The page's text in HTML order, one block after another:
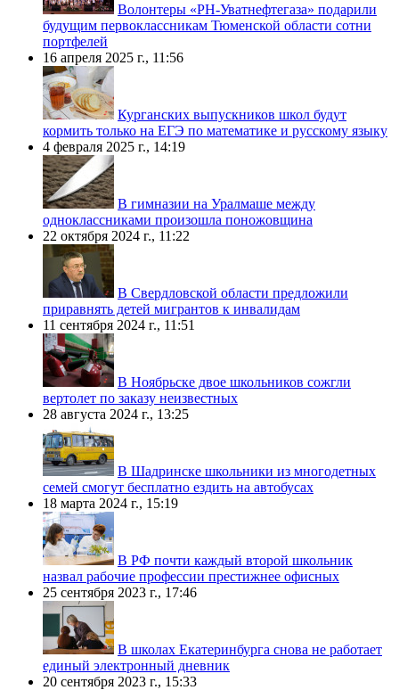
Волонтеры «РН-Уватнефтегаза» подарили
будущим первоклассникам Тюменской области сотни
портфелей
16 апреля 2025 г., 11:56
Курганских выпускников школ будут
кормить только на ЕГЭ по математике и русскому языку
4 февраля 2025 г., 14:19
В гимназии на Уралмаше между
одноклассниками произошла поножовщина
22 октября 2024 г., 11:22
В Свердловской области предложили
приравнять детей мигрантов к инвалидам
11 сентября 2024 г., 11:51
В Ноябрьске двое школьников сожгли
вертолет по заказу неизвестных
28 августа 2024 г., 13:25
В Шадринске школьники из многодетных
семей смогут бесплатно ездить на автобусах
18 марта 2024 г., 15:19
В РФ почти каждый второй школьник
назвал рабочие профессии престижнее офисных
25 сентября 2023 г., 17:46
В школах Екатеринбурга снова не работает
единый электронный дневник
20 сентября 2023 г., 15:33